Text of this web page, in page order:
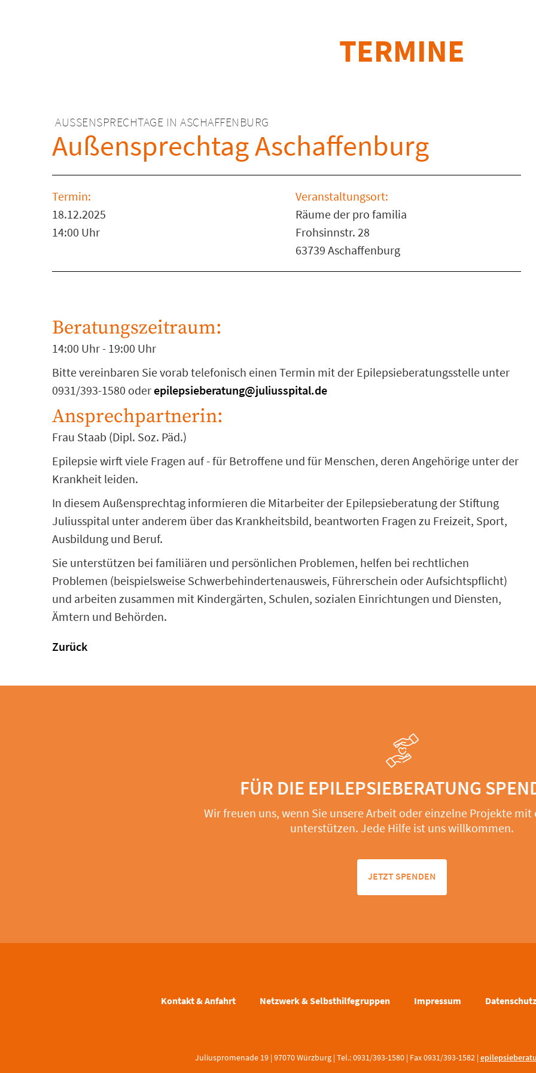
TERMINE
AUSSENSPRECHTAGE IN ASCHAFFENBURG
Außensprechtag Aschaffenburg
Termin:
18.12.2025
14:00 Uhr
Veranstaltungsort:
Räume der pro familia
Frohsinnstr. 28
63739 Aschaffenburg
Beratungszeitraum:
14:00 Uhr - 19:00 Uhr
Bitte vereinbaren Sie vorab telefonisch einen Termin mit der Epilepsieberatungsstelle unter
0931/393-1580 oderepilepsieberatung@juliusspital.de
Ansprechpartnerin:
Frau Staab (Dipl. Soz. Päd.)
Epilepsie wirft viele Fragen auf - für Betroffene und für Menschen, deren Angehörige unter der
Krankheit leiden.
In diesem Außensprechtag informieren die Mitarbeiter der Epilepsieberatung der Stiftung
Juliusspital unter anderem über das Krankheitsbild, beantworten Fragen zu Freizeit, Sport,
Ausbildung und Beruf.
Sie unterstützen bei familiären und persönlichen Problemen, helfen bei rechtlichen
Problemen (beispielsweise Schwerbehindertenausweis, Führerschein oder Aufsichtspflicht)
und arbeiten zusammen mit Kindergärten, Schulen, sozialen Einrichtungen und Diensten,
Ämtern und Behörden.
Zurück
FÜR DIE EPILEPSIEBERATUNG
Wir freuen uns, wenn Sie unsere Arbeit oder einzelne Projekte mit
unterstützen. Jede Hilfe ist uns willkommen.
JETZT SPENDEN
Kontakt & Anfahrt Netzwerk & Selbsthilfegruppen Impressum Datenschutz
Juliuspromenade 19 | 97070 Würzburg | Tel.: 0931/393-1580 | Fax 0931/393-1582 |